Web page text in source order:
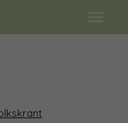
Toggle